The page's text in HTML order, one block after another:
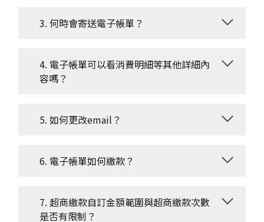
3. 何時會寄送電子帳單？
4. 電子帳單可以看消費明細等其他詳細內
容嗎？
5. 如何更改email？
6. 電子帳單如何繳款？
7. 超商繳款自訂金額範圍與超商繳款次數
是否有限制？